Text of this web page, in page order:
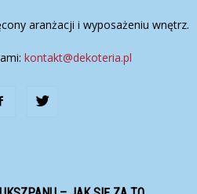
aranżacji i wyposażeniu wnętrz.
kontakt@dekoteria.pl